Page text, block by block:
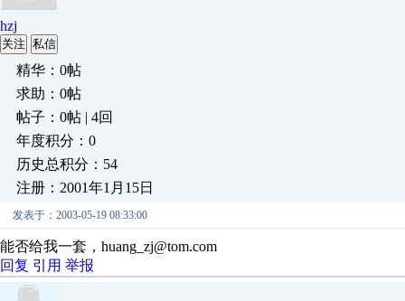
hzj
关注 私信
精华：0帖
求助：0帖
帖子：0帖 | 4回
年度积分：0
历史总积分：54
注册：2001年1月15日
发表于：2003-05-19 08:33:00
能否给我一套，huang_zj@tom.com
回复 引用 举报